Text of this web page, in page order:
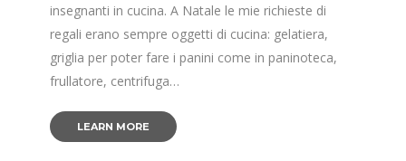
insegnanti in cucina. A Natale le mie richieste di
regali erano sempre oggetti di cucina: gelatiera,
griglia per poter fare i panini come in paninoteca,
frullatore, centrifuga…
LEARN MORE